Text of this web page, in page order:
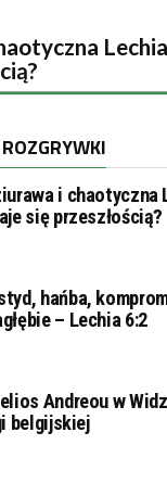
i chaotyczna
się przeszłością?
hańba,
– Lechia 6:2
Andreou w
belgijskiej